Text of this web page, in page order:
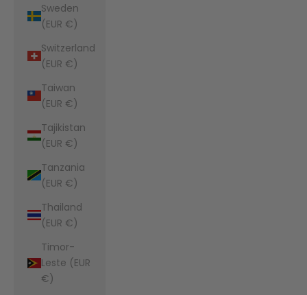
Sweden
(EUR €)
Switzerland
(EUR €)
Taiwan
(EUR €)
Tajikistan
(EUR €)
Tanzania
(EUR €)
Thailand
(EUR €)
Timor-
Leste (EUR
€)